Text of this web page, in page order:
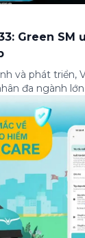
Green SM
và phát triển,
đa ngành
lớn nhất Đông
(Mỹ). Nhân
8/2026), Green